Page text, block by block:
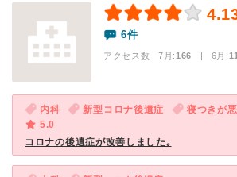
6件
アクセス数 7月:166 | 6月:
内科 新型コロナ後遺症
寝つきが
5.0
コロナの後遺症が改善しました｡